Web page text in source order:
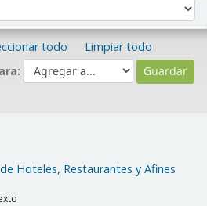
todo
Limpiar todo
Hoteles, Restaurantes y Afines